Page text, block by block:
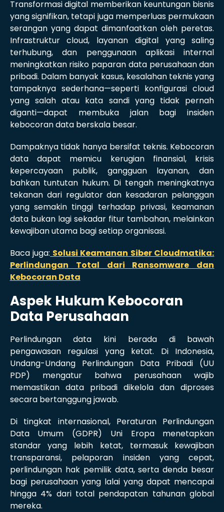
Transformasi digital memberikan keuntungan bisnis
yang signifikan, tetapi juga memperluas permukaan
serangan yang dapat dimanfaatkan oleh peretas.
Infrastruktur cloud, layanan digital yang saling
terhubung, dan penggunaan aplikasi internal
meningkatkan risiko paparan data perusahaan dan
pribadi. Dalam banyak kasus, kesalahan teknis yang
tampaknya sederhana—seperti konfigurasi cloud
yang salah atau kata sandi yang tidak pernah
diganti—dapat membuka jalan bagi insiden
kebocoran data berskala besar.
Dampaknya tidak hanya bersifat teknis. Kebocoran
data dapat memicu kerugian finansial, krisis
kepercayaan publik, gangguan layanan, dan
bahkan tuntutan hukum. Di tengah meningkatnya
tekanan dari regulator dan kesadaran pelanggan
yang semakin tinggi terhadap privasi, keamanan
data bukan lagi sekadar fitur tambahan, melainkan
kewajiban utama bagi setiap organisasi.
Baca juga: Solusi Keamanan Siber Cloudmatika:
Perlindungan Total dari Ransomware dan
Kebocoran Data
Aspek Hukum Kebocoran
Data Perusahaan
Perlindungan data kini berada di bawah
pengawasan regulasi yang ketat. Di Indonesia,
Undang-Undang Perlindungan Data Pribadi (UU
PDP) mengatur bahwa perusahaan wajib
memastikan data pribadi dikelola dan diproses
secara bertanggung jawab.
Di tingkat internasional, Peraturan Perlindungan
Data Umum (GDPR) Uni Eropa menetapkan
standar yang lebih ketat, termasuk kewajiban
transparansi, pelaporan insiden yang cepat,
perlindungan hak pemilik data, serta denda besar
bagi perusahaan yang lalai yang dapat mencapai
hingga 4% dari total pendapatan tahunan global
mereka.